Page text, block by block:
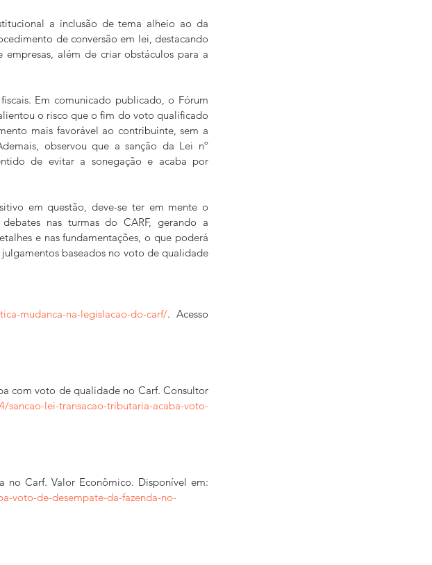
a inclusão de tema alheio ao da
de conversão em lei, destacando
além de criar obstáculos para a
Em comunicado publicado, o Fórum
o risco que o fim do voto qualificado
mais favorável ao contribuinte, sem a
observou que a sanção da Lei nº
de evitar a sonegação e acaba por
em questão, deve-se ter em mente o
nas turmas do CARF, gerando a
e nas fundamentações, o que poderá
baseados no voto de qualidade
mudanca-na-legislacao-do-carf/. Acesso
com voto de qualidade no Carf. Consultor
sancao-lei-transacao-tributaria-acaba-voto-
no Carf. Valor Econômico. Disponível em:
voto-de-desempate-da-fazenda-no-